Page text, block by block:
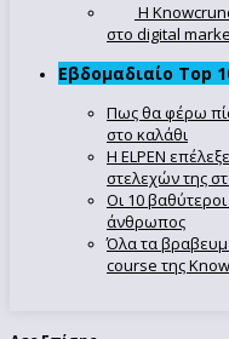
Η
στο digital
Εβδομαδιαίο Top
Πως θα φέρω
στο καλάθι
Η ELPEN
στελεχών της
Οι 10
άνθρωπος
Όλα τα
course της